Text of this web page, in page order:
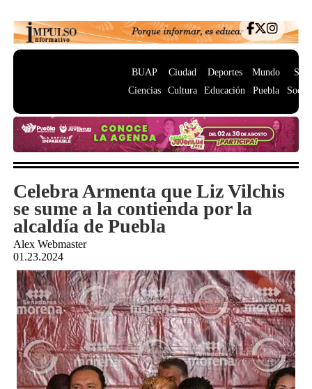
BUAP
Ciencias
Ciudad
Cultura
Deportes
Educación
Mundo
Puebla
Celebra Armenta que Liz Vilchis
se sume a la contienda por la
alcaldía de Puebla
Alex Webmaster
01.23.2024